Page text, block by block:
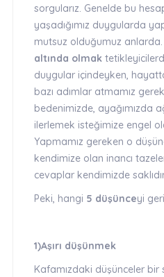
sorgularız. Genelde bu
yaşadığımız duygularda
mutsuz olduğumuz
altında olmak
duygular içindeyken,
bazı adımlar atmamız
bedenimizde, ayağımızda
ilerlemek isteğimize engel
Yapmamız gereken o
kendimize olan inancı
cevaplar kendimizde
Peki, hangi 5 düşünceyi
1)Aşırı düşünmek
Kafamızdaki düşünceler